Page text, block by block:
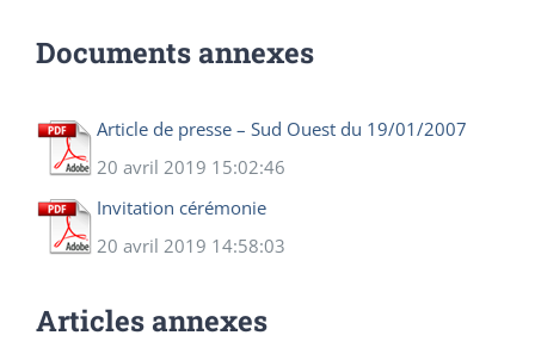
Documents annexes
Article de presse – Sud Ouest du 19/01/2007
20 avril 2019 15:02:46
Invitation cérémonie
20 avril 2019 14:58:03
Articles annexes